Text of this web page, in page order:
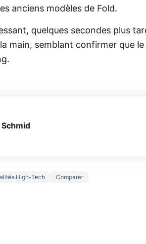
anciens modèles de Fold.
quelques secondes plus
main, semblant confirmer que
High-Tech Comparer
xAI attaque la